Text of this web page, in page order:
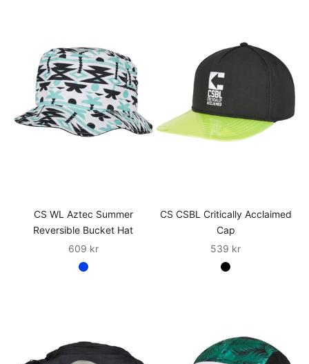
CS WL Aztec Summer
Reversible Bucket Hat
Sale
609 kr
CS CSBL Critically Acclaimed
Cap
Sale
539 kr